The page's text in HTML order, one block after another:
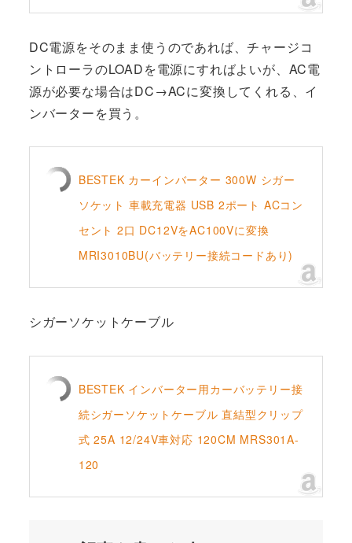
DC電源をそのまま使うのであれば、チャージコ
ントローラのLOADを電源にすればよいが、AC電
源が必要な場合はDC→ACに変換してくれる、イ
ンバーターを買う。
BESTEK カーインバーター 300W シガー
ソケット 車載充電器 USB 2ポート ACコン
セント 2口 DC12VをAC100Vに変換
MRI3010BU(バッテリー接続コードあり)
シガーソケットケーブル
BESTEK インバーター用カーバッテリー接
続シガーソケットケーブル 直結型クリップ
式 25A 12/24V車対応 120CM MRS301A-
120